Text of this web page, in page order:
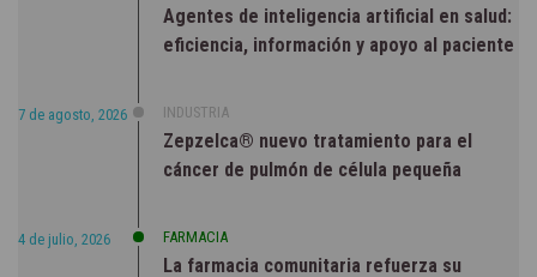
Agentes de inteligencia artificial en salud:
eficiencia, información y apoyo al paciente
7 de agosto, 2026 INDUSTRIA
Zepzelca® nuevo tratamiento para el
cáncer de pulmón de célula pequeña
4 de julio, 2026 FARMACIA
La farmacia comunitaria refuerza su